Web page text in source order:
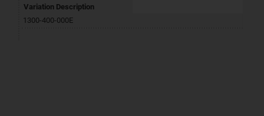
Variation Description
1300-400-000E